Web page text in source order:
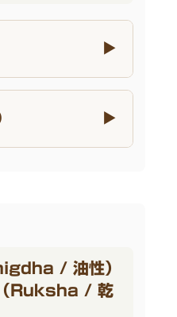
/ 油性）
Ruksha / 乾